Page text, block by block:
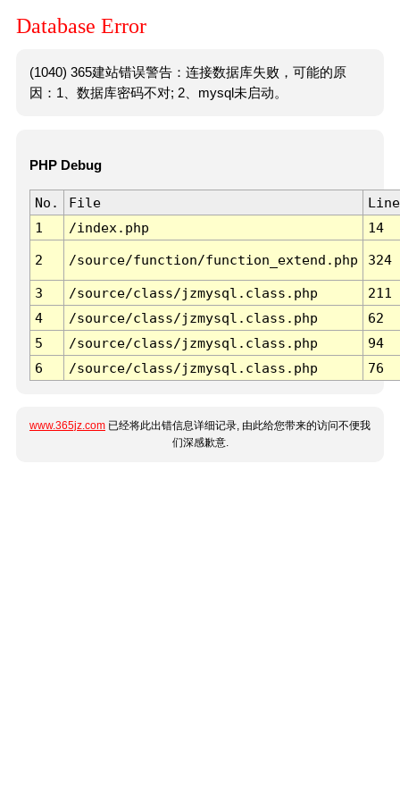
Database Error
(1040) 365建站错误警告：连接数据库失败，可能的原
因：1、数据库密码不对; 2、mysql未启动。
PHP Debug
No. File
Line
1
/index.php 14
2 /source/function/function_extend.php 324
3 /source/class/jzmysql.class.php
211
4
/source/class/jzmysql.class.php
62
5
/source/class/jzmysql.class.php
94
6
/source/class/jzmysql.class.php 76
www.365jz.com 已经将此出错信息详细记录, 由此给您带来的访问不便我
们深感歉意.